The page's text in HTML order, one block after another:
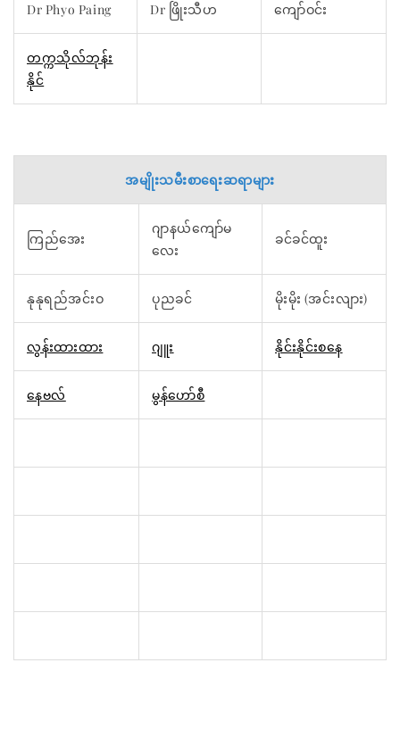
Dr Phyo Paing Dr ဖြိုးသီဟ ကျော်ဝင်း
တက္ကသိုလ်ဘုန်း
နိုင်
အမျိုးသမီးစာရေးဆရာများ
ကြည်အေး
ဂျာနယ်ကျော်မ
လေး
ခင်ခင်ထူး
နုနုရည်အင်းဝ ပုညခင် မိုးမိုး (အင်းလျား)
လွန်းထားထား ဂျူး နိုင်းနိုင်းစနေ
နေဗလ် မွန်ဟော်စီ